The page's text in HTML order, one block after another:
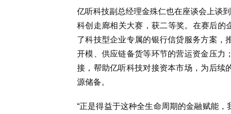
亿听科技副总经理金殊仁也在座谈会上谈
科创走廊相关大赛，获二等奖。在赛后的
了科技型企业专属的银行信贷服务方案，
开模、供应链备货等环节的营运资金压力
接，帮助亿听科技对接资本市场，为后续
源储备。
“正是得益于这种全生命周期的金融赋能